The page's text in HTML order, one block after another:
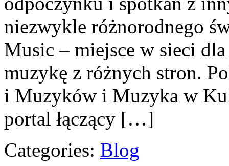
niezwykle różnorodnego
Music – miejsce w sieci
muzykę z różnych stron.
i Muzyków i Muzyka w
portal łączący […]
Categories: Blog